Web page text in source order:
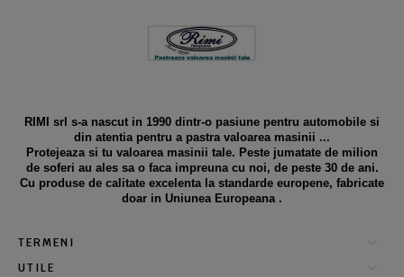
RIMI srl s-a nascut in 1990 dintr-o pasiune pentru automobile si
din atentia pentru a pastra valoarea masinii ...
Protejeaza si tu valoarea masinii tale. Peste jumatate de milion
de soferi au ales sa o faca impreuna cu noi, de peste 30 de ani.
Cu produse de calitate excelenta la standarde europene, fabricate
doar in Uniunea Europeana .
TERMENI
UTILE